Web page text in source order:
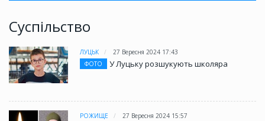
Суспільство
ЛУЦЬК
27 Вересня 2024 17:43
ФОТО
У Луцьку розшукують школяра
РОЖИЩЕ 27 Вересня 2024 15:57